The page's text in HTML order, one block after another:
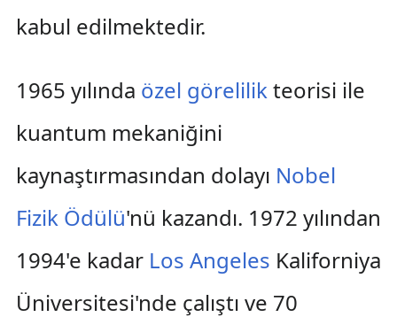
kabul edilmektedir.
1965 yılında özel görelilikteorisi ile
kuantum mekaniğini
kaynaştırmasından dolayı Nobel
Fizik Ödülü'nü kazandı. 1972 yılından
1994'e kadar Los Angeles Kaliforniya
Üniversitesi'nde çalıştı ve 70